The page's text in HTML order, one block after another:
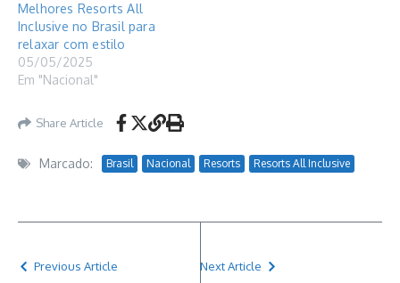
Melhores Resorts All
Inclusive no Brasil para
relaxar com estilo
05/05/2025
Em "Nacional"
Share Article
Marcado: Brasil Nacional Resorts Resorts All Inclusive
Previous Article Next Article